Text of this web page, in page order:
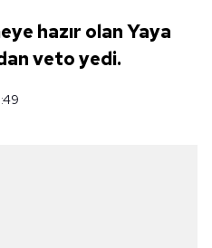
hazır olan Yaya
veto yedi.